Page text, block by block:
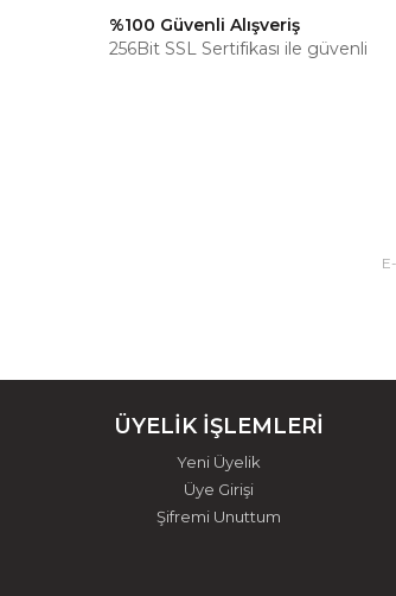
%100 Güvenli Alışveriş
256Bit SSL Sertifikası ile güvenli
ÜYELİK İŞLEMLERİ
Yeni Üyelik
Üye Girişi
Şifremi Unuttum